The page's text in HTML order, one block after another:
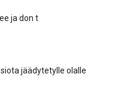
ja don t
jäädytetylle olalle